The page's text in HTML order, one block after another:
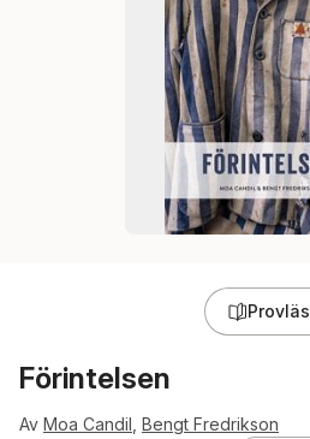
Provläs
Förintelsen
Av Moa Candil Bengt Fredrikson